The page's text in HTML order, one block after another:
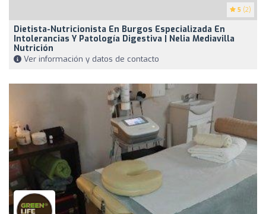
5 (2)
Dietista-Nutricionista En Burgos Especializada En
Intolerancias Y Patología Digestiva | Nelia Mediavilla
Nutrición
Ver información y datos de contacto